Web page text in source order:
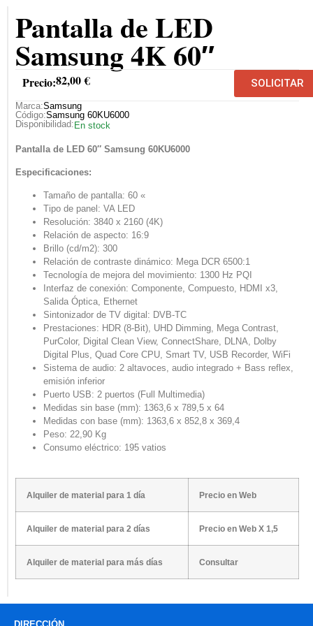
Pantalla de LED
Samsung 4K 60″
Precio:82,00€ SOLICITAR
Marca:Samsung
Código:Samsung 60KU6000
Disponibilidad: En stock
Pantalla de LED 60″ Samsung 60KU6000
Especificaciones:
Tamaño de pantalla: 60 «
Tipo de panel: VA LED
Resolución: 3840 x 2160 (4K)
Relación de aspecto: 16:9
Brillo (cd/m2): 300
Relación de contraste dinámico: Mega DCR 6500:1
Tecnología de mejora del movimiento: 1300 Hz PQI
Interfaz de conexión: Componente, Compuesto, HDMI x3,
Salida Óptica, Ethernet
Sintonizador de TV digital : DVB-TC
Prestaciones: HDR (8-Bit), UHD Dimming, Mega Contrast,
PurColor, Digital Clean View, ConnectShare, DLNA, Dolby
Digital Plus, Quad Core CPU, Smart TV, USB Recorder, WiFi
Sistema de audio: 2 altavoces, audio integrado + Bass reflex,
emisión inferior
Puerto USB: 2 puertos (Full Multimedia)
Medidas sin base (mm): 1363,6 x 789,5 x 64
Medidas con base (mm): 1363,6 x 852,8 x 369,4
Peso: 22,90 Kg
Consumo eléctrico: 195 vatios
Alquiler de material para 1 día Precio en Web
Alquiler de material para 2 días Precio en Web X 1,5
Alquiler de material para más días Consultar